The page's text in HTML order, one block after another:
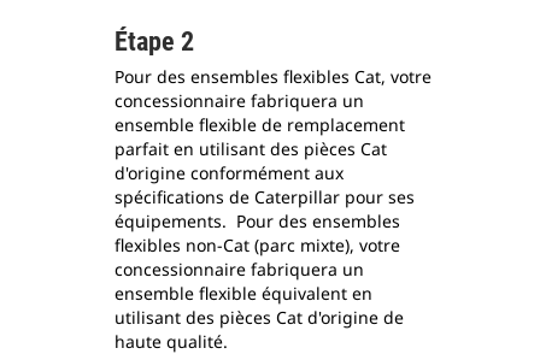
Étape 2
Pour des ensembles flexibles Cat, votre
concessionnaire fabriquera un
ensemble flexible de remplacement
parfait en utilisant des pièces Cat
d'origine conformément aux
spécifications de Caterpillar pour ses
équipements. Pour des ensembles
flexibles non-Cat (parc mixte), votre
concessionnaire fabriquera un
ensemble flexible équivalent en
utilisant des pièces Cat d'origine de
haute qualité.